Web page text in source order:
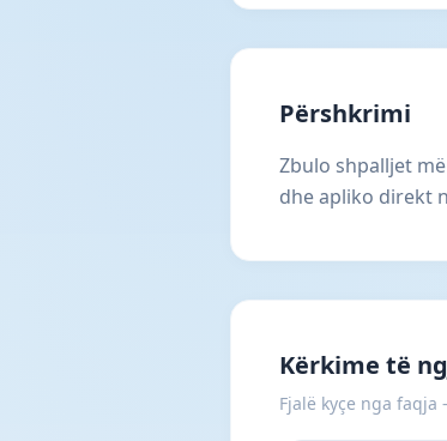
Përshkrimi
Zbulo shpalljet
dhe apliko direkt
Kërkime të
Fjalë kyçe nga